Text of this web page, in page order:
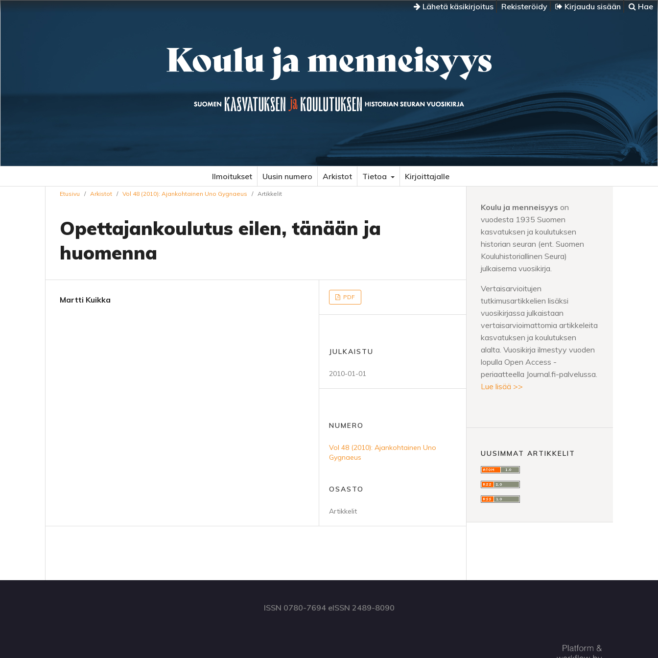
Lähetä käsikirjoitus Rekisteröidy Kirjaudu sisään Hae
Ilmoitukset Uusin numero Arkistot Tietoa Kirjoittajalle
Etusivu / Arkistot / Vol 48 (2010): Ajankohtainen Uno Gygnaeus / Artikkelit
Opettajankoulutus eilen, tänään ja
huomenna
Martti Kuikka PDF
JULKAISTU
2010-01-01
NUMERO
Vol 48 (2010): Ajankohtainen Uno
Gygnaeus
OSASTO
Artikkelit
Koulu ja menneisyys on
vuodesta 1935 Suomen
kasvatuksen ja koulutuksen
historian seuran (ent. Suomen
Kouluhistoriallinen Seura)
julkaisema vuosikirja.
Vertaisarvioitujen
tutkimusartikkelien lisäksi
vuosikirjassa julkaistaan
vertaisarvioimattomia artikkeleita
kasvatuksen ja koulutuksen
alalta. Vuosikirja ilmestyy vuoden
lopulla Open Access -
periaatteella Journal.fi-palvelussa.
Lue lisää >>
UUSIMMAT ARTIKKELIT
ISSN 0780-7694 eISSN 2489-8090